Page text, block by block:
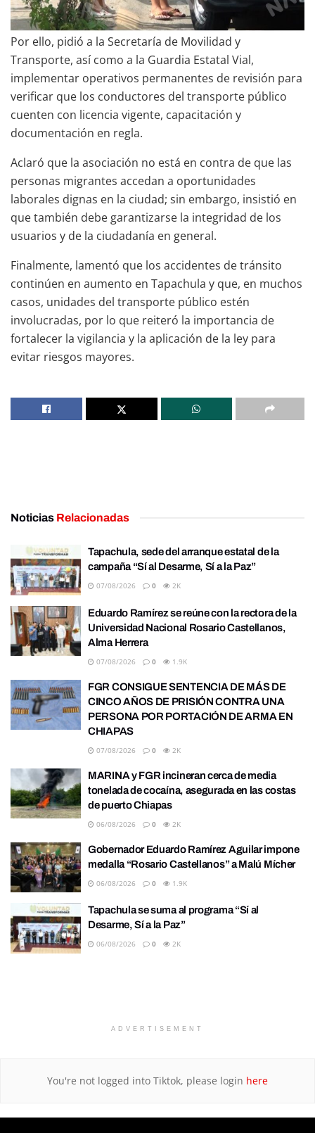
Por ello, pidió a la Secretaría de Movilidad y
Transporte, así como a la Guardia Estatal Vial,
implementar operativos permanentes de revisión para
verificar que los conductores del transporte público
cuenten con licencia vigente, capacitación y
documentación en regla.
Aclaró que la asociación no está en contra de que las
personas migrantes accedan a oportunidades
laborales dignas en la ciudad; sin embargo, insistió en
que también debe garantizarse la integridad de los
usuarios y de la ciudadanía en general.
Finalmente, lamentó que los accidentes de tránsito
continúen en aumento en Tapachula y que, en muchos
casos, unidades del transporte público estén
involucradas, por lo que reiteró la importancia de
fortalecer la vigilancia y la aplicación de la ley para
evitar riesgos mayores.
Noticias Relacionadas
Tapachula, sede del arranque estatal de la
campaña “Sí al Desarme, Sí a la Paz”
07/08/2026 0 2K
Eduardo Ramírez se reúne con la rectora de la
Universidad Nacional Rosario Castellanos,
Alma Herrera
07/08/2026 0 1.9K
FGR CONSIGUE SENTENCIA DE MÁS DE
CINCO AÑOS DE PRISIÓN CONTRA UNA
PERSONA POR PORTACIÓN DE ARMA EN
CHIAPAS
07/08/2026 0 2K
MARINA y FGR incineran cerca de media
tonelada de cocaína, asegurada en las costas
de puerto Chiapas
06/08/2026 0 2K
Gobernador Eduardo Ramírez Aguilar impone
medalla “Rosario Castellanos” a Malú Mícher
06/08/2026 0 1.9K
Tapachula se suma al programa “Sí al
Desarme, Sí a la Paz”
06/08/2026 0 2K
ADVERTISEMENT
You're not logged into Tiktok, please login here